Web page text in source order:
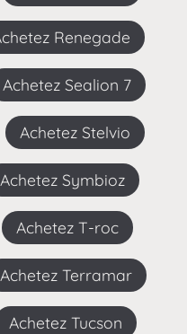
Achetez Renegade
Achetez Sealion 7
Achetez Stelvio
Achetez Symbioz
Achetez T-roc
Achetez Terramar
Achetez Tucson